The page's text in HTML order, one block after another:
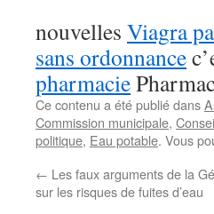
nouvelles Viagra
sans ordonnance
pharmacie
Ce contenu a été publié dans
Commission municipale,
politique, Eau potable. Vous
← Les faux arguments de la
sur les risques de fuites d’eau